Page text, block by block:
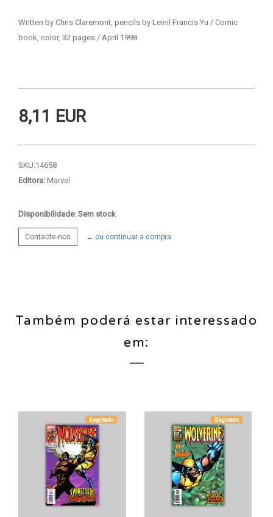
Written by Chris Claremont, pencils by Leinil Francis Yu / Comic
book, color, 32 pages / April 1998
8,11 EUR
SKU:14658
Editora: Marvel
Disponibilidade: Sem stock
Contacte-nos ← ou continuar a compra
Também poderá estar interessado
em:
Esgotado Esgotado